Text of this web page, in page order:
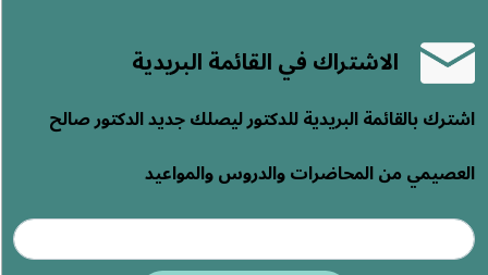
الاشتراك في القائمة البريدية
اشترك بالقائمة البريدية للدكتور ليصلك جديد الدكتور صالح
العصيمي من المحاضرات والدروس والمواعيد